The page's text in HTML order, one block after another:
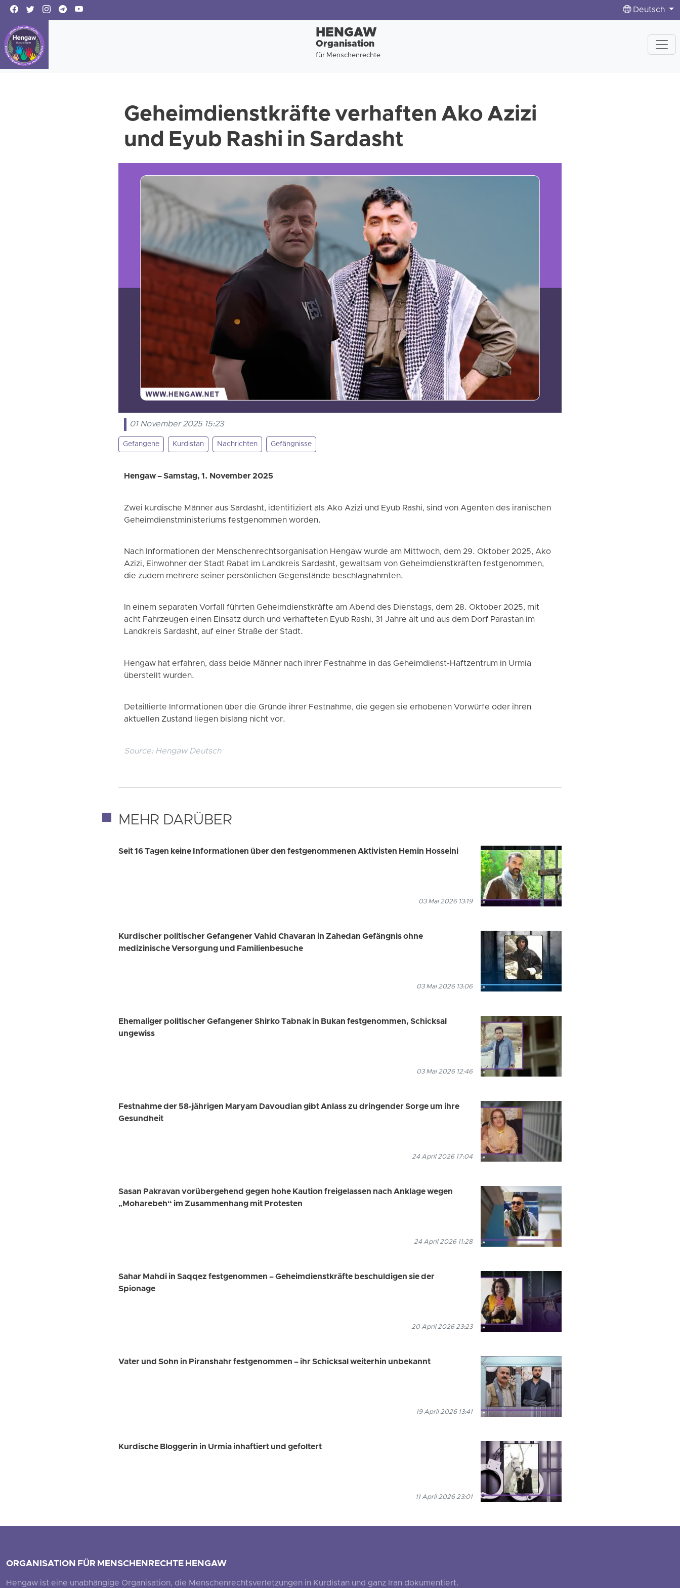
Deutsch
HENGAW
Organisation
für Menschenrechte
Geheimdienstkräfte verhaften Ako Azizi
und Eyub Rashi in Sardasht
01 November 2025 15:23
Gefangene Kurdistan Nachrichten Gefängnisse
Hengaw – Samstag, 1. November 2025
Zwei kurdische Männer aus Sardasht, identifiziert als Ako Azizi und Eyub Rashi, sind von Agenten des iranischen
Geheimdienstministeriums festgenommen worden.
Nach Informationen der Menschenrechtsorganisation Hengaw wurde am Mittwoch, dem 29. Oktober 2025, Ako
Azizi, Einwohner der Stadt Rabat im Landkreis Sardasht, gewaltsam von Geheimdienstkräften festgenommen,
die zudem mehrere seiner persönlichen Gegenstände beschlagnahmten.
In einem separaten Vorfall führten Geheimdienstkräfte am Abend des Dienstags, dem 28. Oktober 2025, mit
acht Fahrzeugen einen Einsatz durch und verhafteten Eyub Rashi, 31 Jahre alt und aus dem Dorf Parastan im
Landkreis Sardasht, auf einer Straße der Stadt.
Hengaw hat erfahren, dass beide Männer nach ihrer Festnahme in das Geheimdienst­-Haftzentrum in Urmia
überstellt wurden.
Detaillierte Informationen über die Gründe ihrer Festnahme, die gegen sie erhobenen Vorwürfe oder ihren
aktuellen Zustand liegen bislang nicht vor.
Source: Hengaw Deutsch
MEHR DARÜBER
Seit 16 Tagen keine Informationen über den festgenommenen Aktivisten Hemin Hosseini
03 Mai 2026 13:19
Kurdischer politischer Gefangener Vahid Chavaran in Zahedan Gefängnis ohne
medizinische Versorgung und Familienbesuche
03 Mai 2026 13:06
Ehemaliger politischer Gefangener Shirko Tabnak in Bukan festgenommen, Schicksal
ungewiss
03 Mai 2026 12:46
Festnahme der 58-jährigen Maryam Davoudian gibt Anlass zu dringender Sorge um ihre
Gesundheit
24 April 2026 17:04
Sasan Pakravan vorübergehend gegen hohe Kaution freigelassen nach Anklage wegen
„Moharebeh“ im Zusammenhang mit Protesten
24 April 2026 11:28
Sahar Mahdi in Saqqez festgenommen – Geheimdienstkräfte beschuldigen sie der
Spionage
20 April 2026 23:23
Vater und Sohn in Piranshahr festgenommen – ihr Schicksal weiterhin unbekannt
19 April 2026 13:41
Kurdische Bloggerin in Urmia inhaftiert und gefoltert
11 April 2026 23:01
ORGANISATION FÜR MENSCHENRECHTE HENGAW
Hengaw ist eine unabhängige Organisation, die Menschenrechtsverletzungen in Kurdistan und ganz Iran dokumentiert.